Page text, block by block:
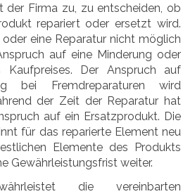
der Firma zu, zu entscheiden, ob
repariert oder ersetzt wird.
eine Reparatur nicht möglich
auf eine Minderung oder
Kaufpreises. Der Anspruch auf
bei Fremdreparaturen wird
der Zeit der Reparatur hat
auf ein Ersatzprodukt. Die
für das reparierte Element neu
Elemente des Produkts
Gewährleistungsfrist weiter.
die vereinbarten